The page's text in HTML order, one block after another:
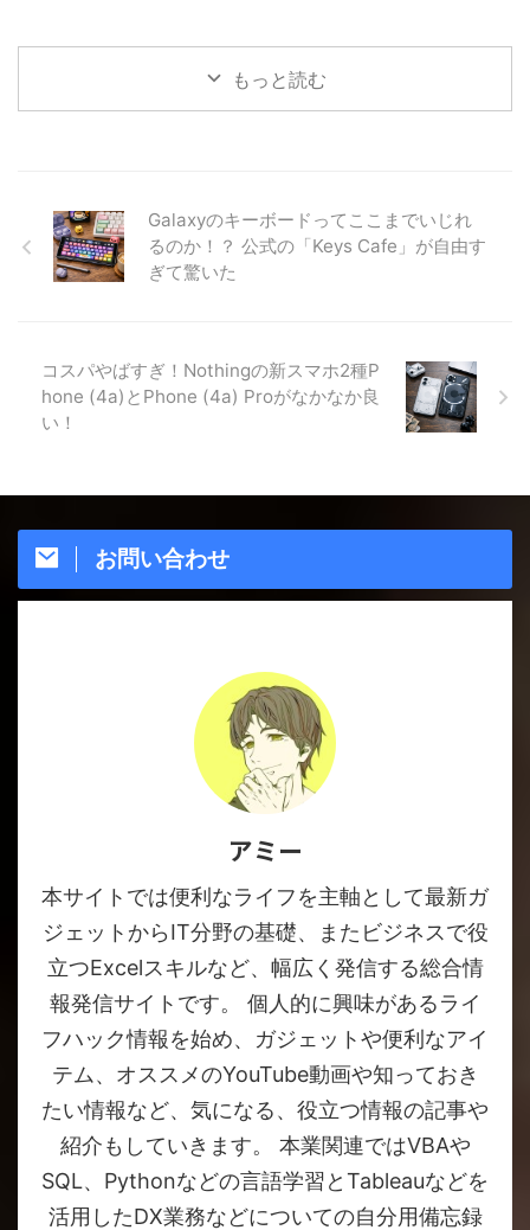
もっと読む
Galaxyのキーボードってここまでいじれ
るのか！？ 公式の「Keys Cafe」が自由す
ぎて驚いた
コスパやばすぎ！Nothingの新スマホ2種P
hone (4a)とPhone (4a) Proがなかなか良
い！
お問い合わせ
アミー
本サイトでは便利なライフを主軸として最新ガ
ジェットからIT分野の基礎、またビジネスで役
立つExcelスキルなど、幅広く発信する総合情
報発信サイトです。 個人的に興味があるライ
フハック情報を始め、ガジェットや便利なアイ
テム、オススメのYouTube動画や知っておき
たい情報など、気になる、役立つ情報の記事や
紹介もしていきます。 本業関連ではVBAや
SQL、Pythonなどの言語学習とTableauなどを
活用したDX業務などについての自分用備忘録